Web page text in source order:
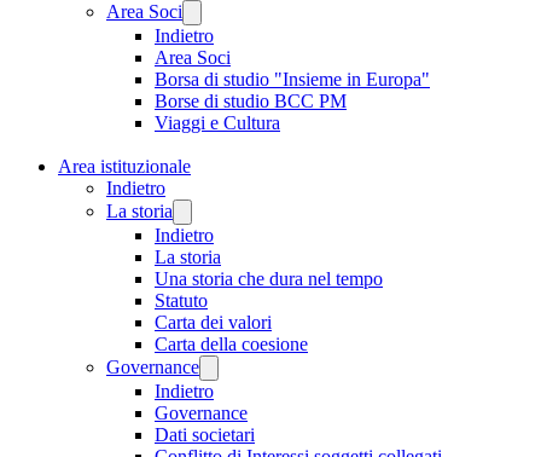
Area Soci
Indietro
Area Soci
Borsa di studio "Insieme in Europa"
Borse di studio BCC PM
Viaggi e Cultura
Area istituzionale
Indietro
La storia
Indietro
La storia
Una storia che dura nel tempo
Statuto
Carta dei valori
Carta della coesione
Governance
Indietro
Governance
Dati societari